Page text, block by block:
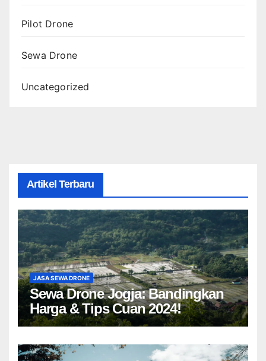
Pilot Drone
Sewa Drone
Uncategorized
Artikel Terbaru
JASA SEWA DRONE
Sewa Drone Jogja: Bandingkan
Harga & Tips Cuan 2024!